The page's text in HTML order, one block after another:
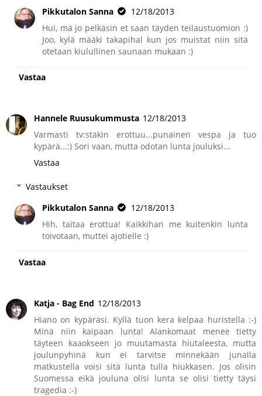
Pikkutalon Sanna
12/18/2013
Hui, mä jo pelkäsin et saan täyden teilaustuomion :)
Joo, kylä määki takapihal kun jos muistat niin sitä
otetaan kiulullinen saunaan mukaan :)
Vastaa
Hannele Ruusukummusta 12/18/2013
Varmasti tv:stäkin erottuu...punainen vespa ja tuo
kypärä...:) Sori vaan, mutta odotan lunta jouluksi...
Vastaa
Vastaukset
Pikkutalon Sanna
12/18/2013
Hih, taitaa erottua! Kaikkihan me kuitenkin lunta
toivotaan, muttei ajotielle :)
Vastaa
Katja - Bag End 12/18/2013
Hiano on kypäräsi. Kyllä tuon kera kelpaa huristella :-)
Minä niin kaipaan lunta! Alankomaat menee tietty
täyteen kaaokseen jo muutamasta hiutaleesta, mutta
joulunpyhinä kun ei tarvitse minnekään junalla
matkustella voisi sitä lunta tulla hiukkasen. Jos olisin
Suomessa eikä jouluna olisi lunta se olisi tietty täysi
tragedia :-)